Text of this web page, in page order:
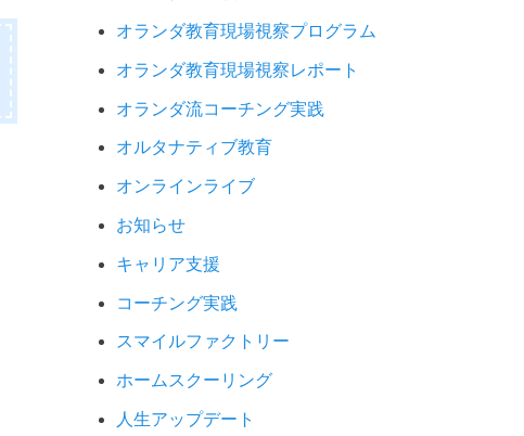
オランダ教育現場視察プログラム
オランダ教育現場視察レポート
オランダ流コーチング実践
オルタナティブ教育
オンラインライブ
お知らせ
キャリア支援
コーチング実践
スマイルファクトリー
ホームスクーリング
人生アップデート